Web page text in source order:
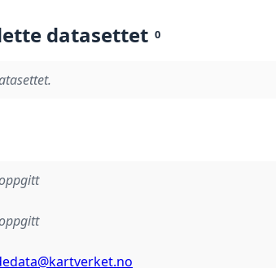
datasettet 0